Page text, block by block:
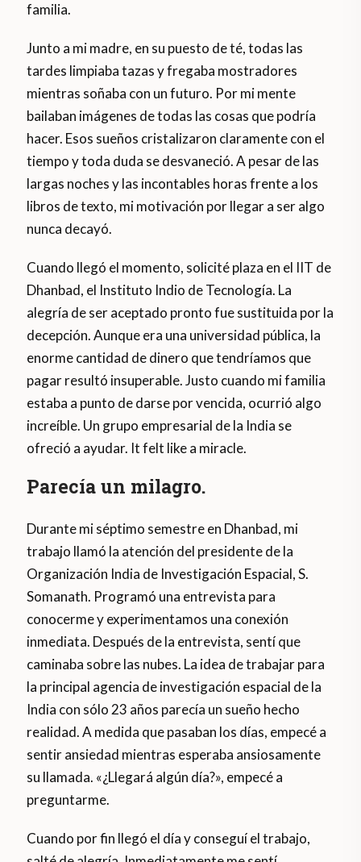
familia.
Junto a mi madre, en su puesto de té, todas las
tardes limpiaba tazas y fregaba mostradores
mientras soñaba con un futuro. Por mi mente
bailaban imágenes de todas las cosas que podría
hacer. Esos sueños cristalizaron claramente con el
tiempo y toda duda se desvaneció. A pesar de las
largas noches y las incontables horas frente a los
libros de texto, mi motivación por llegar a ser algo
nunca decayó.
Cuando llegó el momento, solicité plaza en el IIT de
Dhanbad, el Instituto Indio de Tecnología. La
alegría de ser aceptado pronto fue sustituida por la
decepción. Aunque era una universidad pública, la
enorme cantidad de dinero que tendríamos que
pagar resultó insuperable. Justo cuando mi familia
estaba a punto de darse por vencida, ocurrió algo
increíble. Un grupo empresarial de la India se
ofreció a ayudar. It felt like a miracle.
Parecía un milagro.
Durante mi séptimo semestre en Dhanbad, mi
trabajo llamó la atención del presidente de la
Organización India de Investigación Espacial, S.
Somanath. Programó una entrevista para
conocerme y experimentamos una conexión
inmediata. Después de la entrevista, sentí que
caminaba sobre las nubes. La idea de trabajar para
la principal agencia de investigación espacial de la
India con sólo 23 años parecía un sueño hecho
realidad. A medida que pasaban los días, empecé a
sentir ansiedad mientras esperaba ansiosamente
su llamada. «¿Llegará algún día?», empecé a
preguntarme.
Cuando por fin llegó el día y conseguí el trabajo,